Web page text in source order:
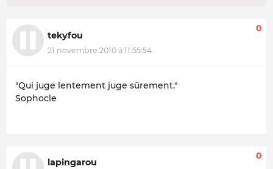
tekyfou
21 novembre 2010 à 11:55:54
0
"Qui juge lentement juge sûrement."
Sophocle
lapingarou
0